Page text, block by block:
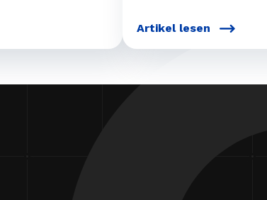
Artikel lesen